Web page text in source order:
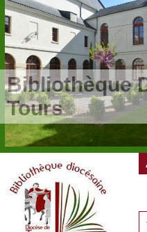
/**/
Bibliothèque
Tours